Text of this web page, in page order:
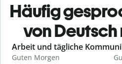
Häufig
von
Slide 1 of 6
Arbeit und tägliche
Guten Morgen